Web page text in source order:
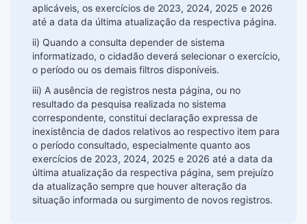
aplicáveis, os exercícios de 2023, 2024, 2025 e 2026
até a data da última atualização da respectiva página.
ii) Quando a consulta depender de sistema
informatizado, o cidadão deverá selecionar o exercício,
o período ou os demais filtros disponíveis.
iii) A ausência de registros nesta página, ou no
resultado da pesquisa realizada no sistema
correspondente, constitui declaração expressa de
inexistência de dados relativos ao respectivo item para
o período consultado, especialmente quanto aos
exercícios de 2023, 2024, 2025 e 2026 até a data da
última atualização da respectiva página, sem prejuízo
da atualização sempre que houver alteração da
situação informada ou surgimento de novos registros.